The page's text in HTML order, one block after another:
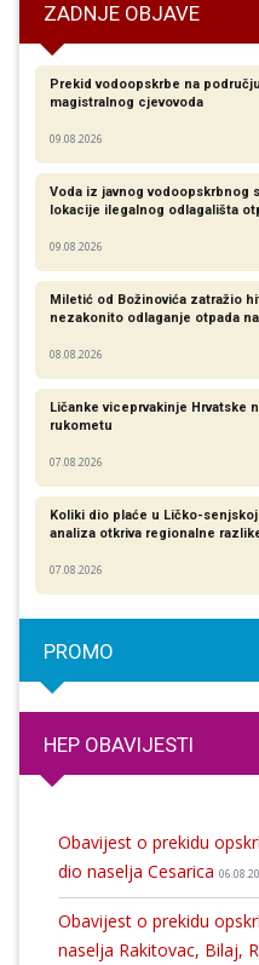
ZADNJE OBJAVE
Prekid vodoopskrbe na
magistralnog cjevovoda
09.08.2026
Voda iz javnog vodoopskrbnog
lokacije ilegalnog odlagališta
09.08.2026
Miletić od Božinovića zatražio
nezakonito odlaganje otpada
08.08.2026
Ličanke viceprvakinje Hrvatske
rukometu
07.08.2026
Koliki dio plaće u Ličko-
analiza otkriva regionalne
07.08.2026
PROMO
HEP OBAVIJESTI
Obavijest o prekidu
dio naselja Cesarica
Obavijest o prekidu
naselja Rakitovac, Bilaj,